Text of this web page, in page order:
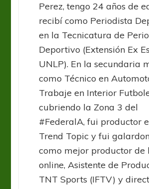
Perez, tengo 24 años de
recibí como Periodista
en la Tecnicatura de
Deportivo (Extensión Ex
UNLP). En la secundaria
como Técnico en
Trabaje en Interior
cubriendo la Zona 3 del
#FederalA, fui productor
Trend Topic y fui
como mejor productor de
online, Asistente de
TNT Sports (IFTV) y